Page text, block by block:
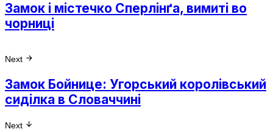
Замок і містечко Сперлінґа, вимиті во
чорниці
Next
Замок Бойнице: Угорський королівський
сиділка в Словаччині
Next